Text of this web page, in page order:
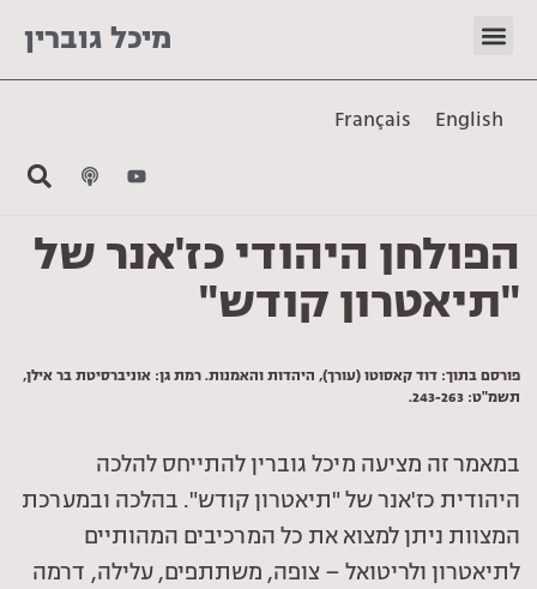
מיכל גוברין
English
Français
הפולחן היהודי כז'אנר של
"תיאטרון קודש"
פורסם בתוך: דוד קאסוטו (עורך), היהדות והאמנות. רמת גן: אוניברסיטת בר אילן,
תשמ"ט: 243-263.
במאמר זה מציעה מיכל גוברין להתייחס להלכה
היהודית כז'אנר של "תיאטרון קודש". בהלכה ובמערכת
המצוות ניתן למצוא את כל המרכיבים המהותיים
לתיאטרון ולריטואל – צופה, משתתפים, עלילה, דרמה